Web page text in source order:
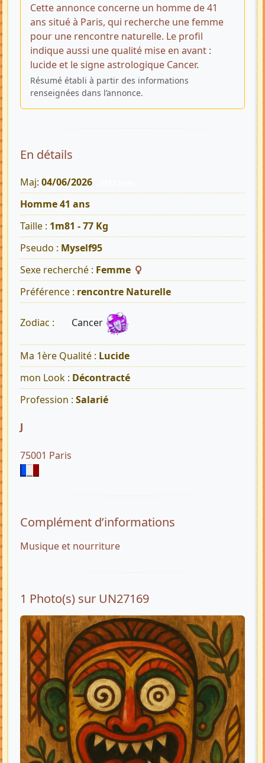
Cette annonce concerne un homme de 41
ans situé à Paris, qui recherche une femme
pour une rencontre naturelle. Le profil
indique aussi une qualité mise en avant :
lucide et le signe astrologique Cancer.
Résumé établi à partir des informations
renseignées dans l’annonce.
En détails
Maj: 04/06/2026
Homme 41 ans
Taille : 1m81 - 77 Kg
Pseudo : Myself95
Sexe recherché : Femme
Préférence : rencontre Naturelle
Zodiac : Cancer
Ma 1ère Qualité : Lucide
mon Look : Décontracté
Profession : Salarié
J
75001 Paris
Complément d’informations
Musique et nourriture
1 Photo(s) sur UN27169